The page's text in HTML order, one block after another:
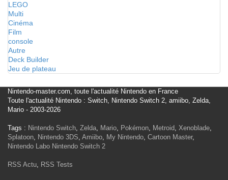
LEGO
Multi
Cinéma
Film
console
Autre
Deck Builder
Jeu de plateau
Nintendo-master.com, toute l'actualité Nintendo en France
Toute l'actualité Nintendo : Switch, Nintendo Switch 2, amiibo, Zelda,
Mario - 2003-2026
Tags : Nintendo Switch, Zelda, Mario, Pokémon, Metroid, Xenoblade,
Splatoon, Nintendo 3DS, Amiibo, My Nintendo, Cartoon Master,
Nintendo Labo Nintendo Switch 2
RSS Actu, RSS Tests